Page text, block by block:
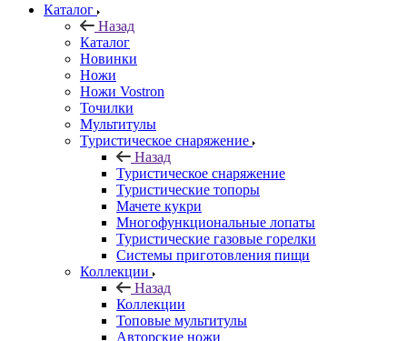
Каталог
Назад
Каталог
Новинки
Ножи
Ножи Vostron
Точилки
Мультитулы
Туристическое снаряжение
Назад
Туристическое снаряжение
Туристические топоры
Мачете кукри
Многофункциональные лопаты
Туристические газовые горелки
Системы приготовления пищи
Коллекции
Назад
Коллекции
Топовые мультитулы
Авторские ножи